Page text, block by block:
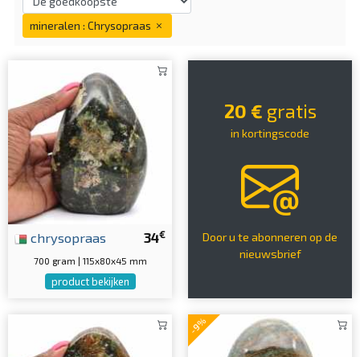
mineralen : Chrysopraas
34€
chrysopraas
700 gram | 115x80x45 mm
product bekijken
20 € gratis
in kortingscode
Door u te abonneren op de
nieuwsbrief
-9%